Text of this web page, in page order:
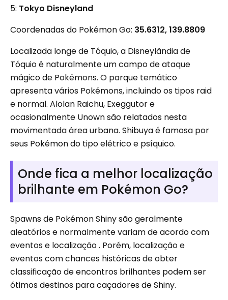
5: Tokyo Disneyland
Coordenadas do Pokémon Go: 35.6312, 139.8809
Localizada longe de Tóquio, a Disneylândia de
Tóquio é naturalmente um campo de ataque
mágico de Pokémons. O parque temático
apresenta vários Pokémons, incluindo os tipos raid
e normal. Alolan Raichu, Exeggutor e
ocasionalmente Unown são relatados nesta
movimentada área urbana. Shibuya é famosa por
seus Pokémon do tipo elétrico e psíquico.
Onde fica a melhor localização
brilhante em Pokémon Go?
Spawns de Pokémon Shiny são geralmente
aleatórios e normalmente variam de acordo com
eventos e localização . Porém, localização e
eventos com chances históricas de obter
classificação de encontros brilhantes podem ser
ótimos destinos para caçadores de Shiny.